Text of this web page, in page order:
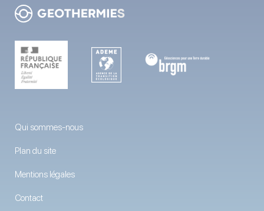
Qui sommes-nous
Plan du site
Mentions légales
Contact